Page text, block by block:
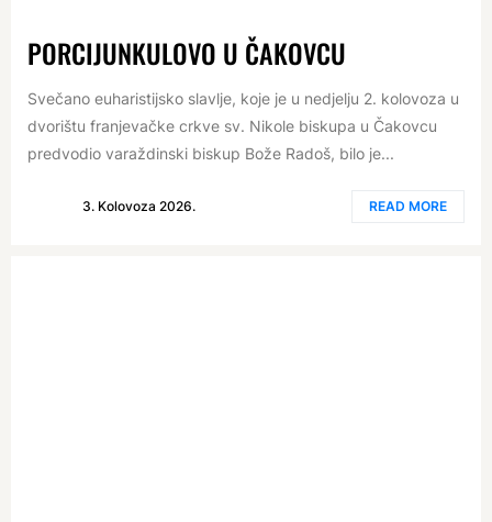
PORCIJUNKULOVO U ČAKOVCU
Svečano euharistijsko slavlje, koje je u nedjelju 2. kolovoza u
dvorištu franjevačke crkve sv. Nikole biskupa u Čakovcu
predvodio varaždinski biskup Bože Radoš, bilo je...
3. Kolovoza 2026. READ MORE